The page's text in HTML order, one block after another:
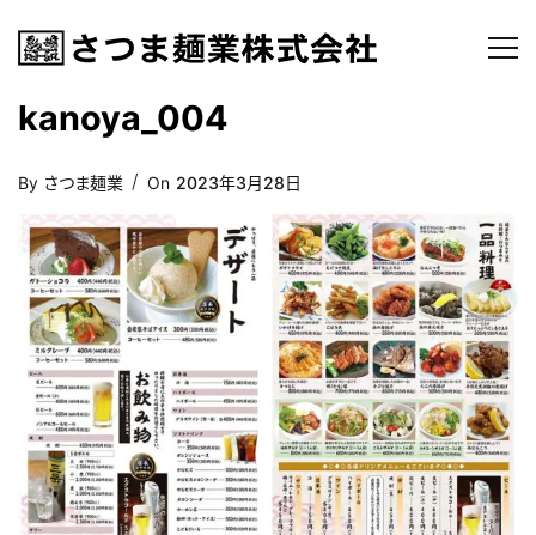
kanoya_004
By さつま麺業
Posted
On 2023年3月28日